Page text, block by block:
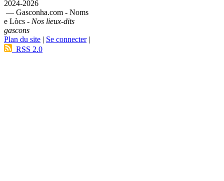
2024-2026
— Gasconha.com - Noms
e Lòcs - Nos lieux-dits
gascons
Plan du site | Se connecter|
RSS 2.0